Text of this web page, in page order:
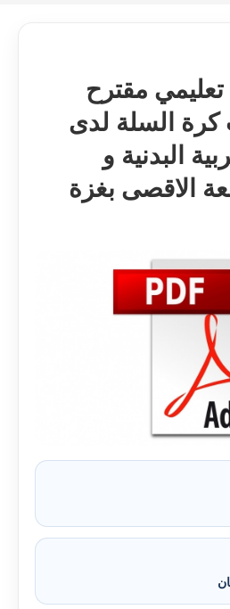
تعليمي مقترح
كرة السلة لدى
البدنية و
الاقصى بغزة